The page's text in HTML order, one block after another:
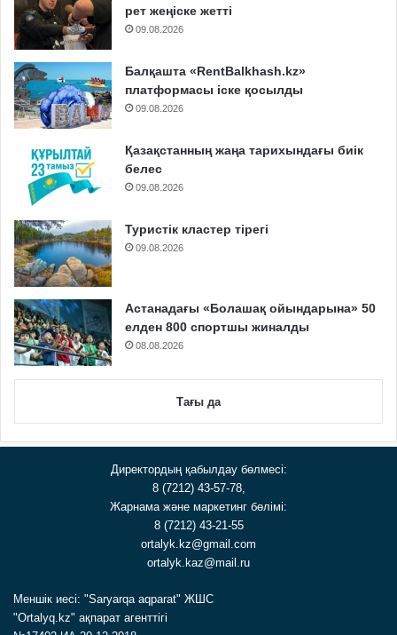
рет жеңіске жетті
09.08.2026
Балқашта «RentBalkhash.kz»
платформасы іске қосылды
09.08.2026
Қазақстанның жаңа тарихындағы биік
белес
09.08.2026
Туристік кластер тірегі
09.08.2026
Астанадағы «Болашақ ойындарына» 50
елден 800 спортшы жиналды
08.08.2026
Тағы да
Директордың қабылдау бөлмесі:
8 (7212) 43-57-78,
Жарнама және маркетинг бөлімі:
8 (7212) 43-21-55
ortalyk.kz@gmail.com
ortalyk.kaz@mail.ru
Меншік иесі: "Saryarqa aqparat" ЖШС
"Ortalyq.kz" ақпарат агенттігі